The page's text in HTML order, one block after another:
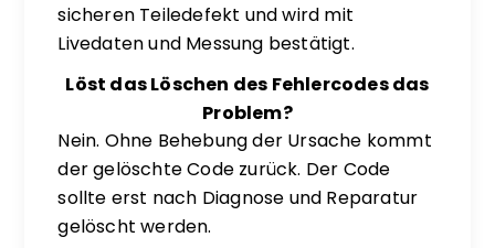
sicheren Teiledefekt und wird mit
Livedaten und Messung bestätigt.
Löst das Löschen des Fehlercodes das
Problem?
Nein. Ohne Behebung der Ursache kommt
der gelöschte Code zurück. Der Code
sollte erst nach Diagnose und Reparatur
gelöscht werden.